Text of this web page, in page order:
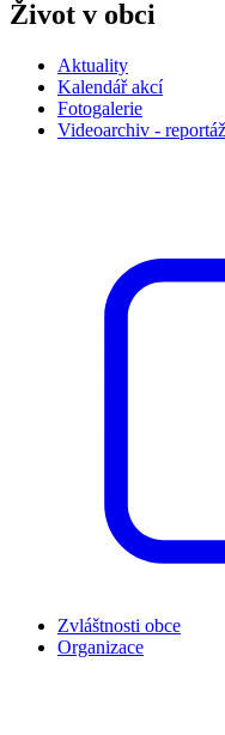
Život v obci
Aktuality
Kalendář akcí
Fotogalerie
Videoarchiv -
Zvláštnosti obce
Organizace